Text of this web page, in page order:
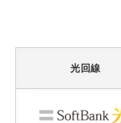
光回線